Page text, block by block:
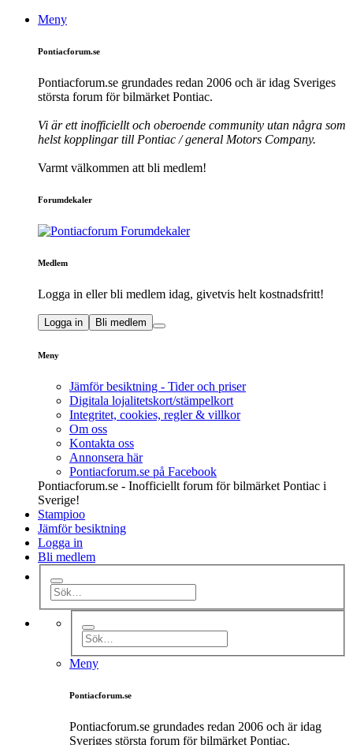
Meny
Pontiacforum.se
Pontiacforum.se grundades redan 2006 och är idag Sveriges
största forum för bilmärket Pontiac.
Vi är ett inofficiellt och oberoende community utan några som
helst kopplingar till Pontiac / general Motors Company.
Varmt välkommen att bli medlem!
Forumdekaler
Medlem
Logga in eller bli medlem idag, givetvis helt kostnadsfritt!
Logga in Bli medlem
Meny
Jämför besiktning - Tider och priser
Digitala lojalitetskort/stämpelkort
Integritet, cookies, regler & villkor
Om oss
Kontakta oss
Annonsera här
Pontiacforum.se på Facebook
Pontiacforum.se - Inofficiellt forum för bilmärket Pontiac i
Sverige!
Stampioo
Jämför besiktning
Logga in
Bli medlem
Meny
Pontiacforum.se
Pontiacforum.se grundades redan 2006 och är idag
Sveriges största forum för bilmärket Pontiac.